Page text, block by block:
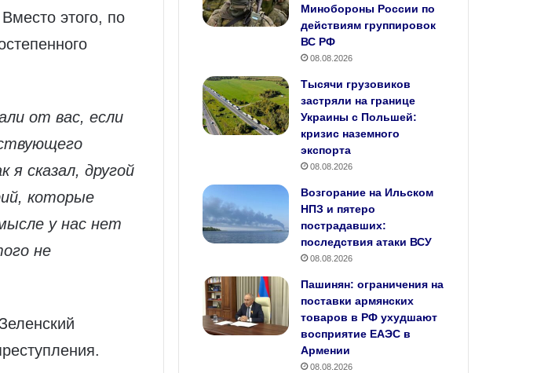
этого, по
от вас, если
сказал, другой
которые
у нас нет
не
Минобороны России по
действиям группировок
ВС РФ
08.08.2026
Тысячи грузовиков
застряли на границе
Украины с Польшей:
кризис наземного
экспорта
08.08.2026
Возгорание на Ильском
НПЗ и пятеро
пострадавших:
последствия атаки ВСУ
08.08.2026
Пашинян: ограничения на
поставки армянских
товаров в РФ ухудшают
восприятие ЕАЭС в
Армении
08.08.2026